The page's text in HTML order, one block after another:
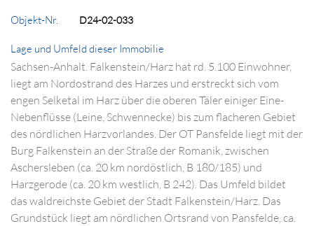
Objekt-Nr. D24-02-033
Lage und Umfeld dieser Immobilie
Sachsen-Anhalt. Falkenstein/Harz hat rd. 5.100 Einwohner,
liegt am Nordostrand des Harzes und erstreckt sich vom
engen Selketal im Harz über die oberen Täler einiger Eine-
Nebenflüsse (Leine, Schwennecke) bis zum flacheren Gebiet
des nördlichen Harzvorlandes. Der OT Pansfelde liegt mit der
Burg Falkenstein an der Straße der Romanik, zwischen
Aschersleben (ca. 20 km nordöstlich, B 180/185) und
Harzgerode (ca. 20 km westlich, B 242). Das Umfeld bildet
das waldreichste Gebiet der Stadt Falkenstein/Harz. Das
Grundstück liegt am nördlichen Ortsrand von Pansfelde, ca.